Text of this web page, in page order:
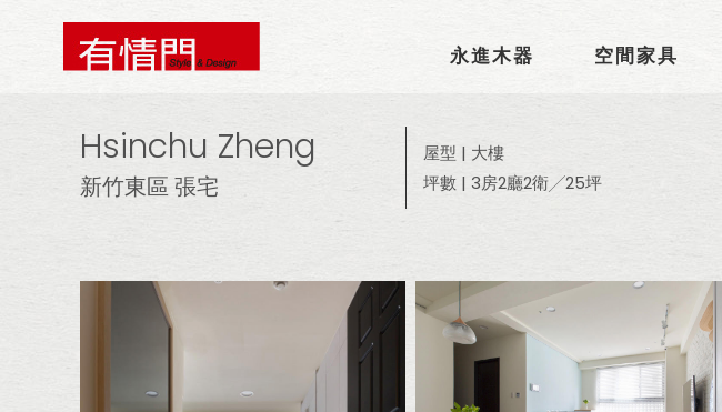
永進木器 空間家具
Hsinchu Zheng
新竹東區 張宅
屋型 | 大樓
坪數 | 3房2廳2衛╱25坪